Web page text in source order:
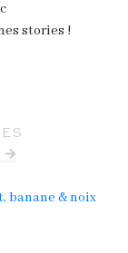
stories !